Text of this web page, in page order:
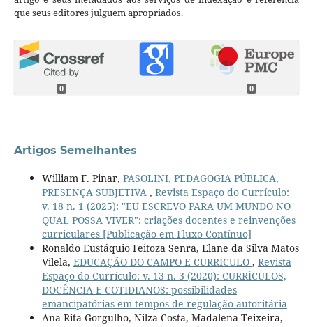
que seus editores julguem apropriados.
0 0
Artigos Semelhantes
William F. Pinar, PASOLINI, PEDAGOGIA PÚBLICA,
PRESENÇA SUBJETIVA , Revista Espaço do Currículo:
v. 18 n. 1 (2025): "EU ESCREVO PARA UM MUNDO NO
QUAL POSSA VIVER": criações docentes e reinvenções
curriculares [Publicação em Fluxo Contínuo]
Ronaldo Eustáquio Feitoza Senra, Elane da Silva Matos
Vilela, EDUCAÇÃO DO CAMPO E CURRÍCULO , Revista
Espaço do Currículo: v. 13 n. 3 (2020): CURRÍCULOS,
DOCÊNCIA E COTIDIANOS: possibilidades
emancipatórias em tempos de regulação autoritária
Ana Rita Gorgulho, Nilza Costa, Madalena Teixeira,